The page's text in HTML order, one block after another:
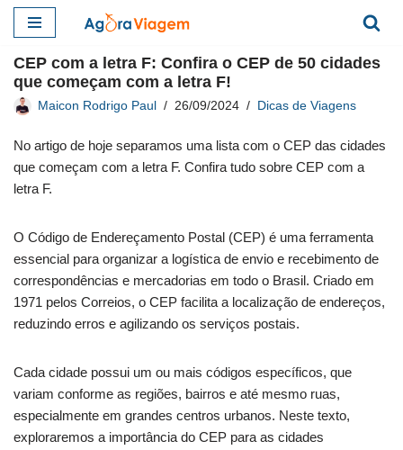
para
o
conteúdo
CEP com a letra F: Confira o CEP de 50 cidades
que começam com a letra F!
Maicon Rodrigo Paul 26/09/2024 Dicas de Viagens
No artigo de hoje separamos uma lista com o CEP das cidades
que começam com a letra F. Confira tudo sobre CEP com a
letra F.
O Código de Endereçamento Postal (CEP) é uma ferramenta
essencial para organizar a logística de envio e recebimento de
correspondências e mercadorias em todo o Brasil. Criado em
1971 pelos Correios, o CEP facilita a localização de endereços,
reduzindo erros e agilizando os serviços postais.
Cada cidade possui um ou mais códigos específicos, que
variam conforme as regiões, bairros e até mesmo ruas,
especialmente em grandes centros urbanos. Neste texto,
exploraremos a importância do CEP para as cidades